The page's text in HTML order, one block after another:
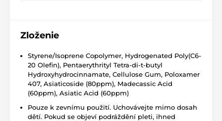
Zloženie
Styrene/Isoprene Copolymer, Hydrogenated Poly(C6-
20 Olefin), Pentaerythrityl Tetra-di-t-butyl
Hydroxyhydrocinnamate, Cellulose Gum, Poloxamer
407, Asiaticoside (80ppm), Madecassic Acid
(60ppm), Asiatic Acid (60ppm)
Pouze k zevnímu použití. Uchovávejte mimo dosah
dětí. Pokud se objeví podráždění pleti, ihned